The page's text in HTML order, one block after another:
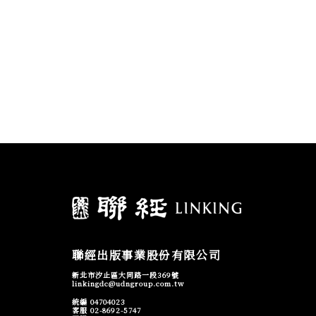
聯經出版事業股份有限公司
新北市汐止區大同路一段369號
linkingdc@udngroup.com.tw
統編 04704023
客服 02-8692-5747